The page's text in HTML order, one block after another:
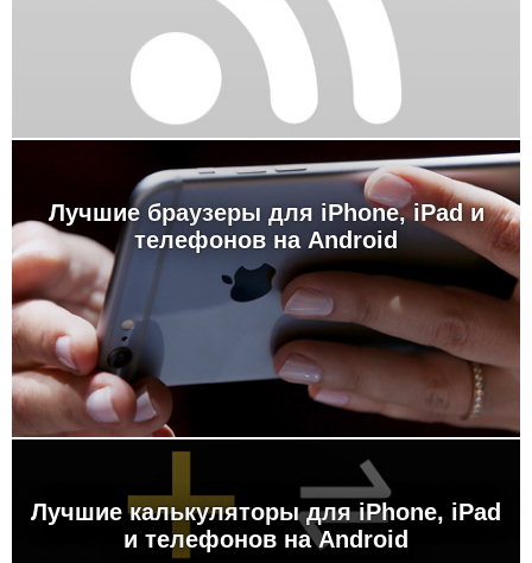
Лучшие браузеры для iPhone, iPad и
телефонов на Android
Лучшие калькуляторы для iPhone, iPad
и телефонов на Android